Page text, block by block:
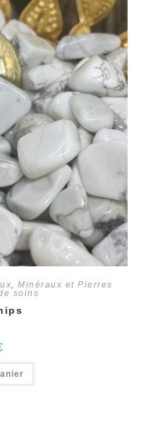
, Minéraux et Pierres
soins